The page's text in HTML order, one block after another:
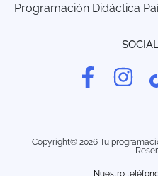
Programación Didáctica
Copyright© 2026 Tu
Nuestro